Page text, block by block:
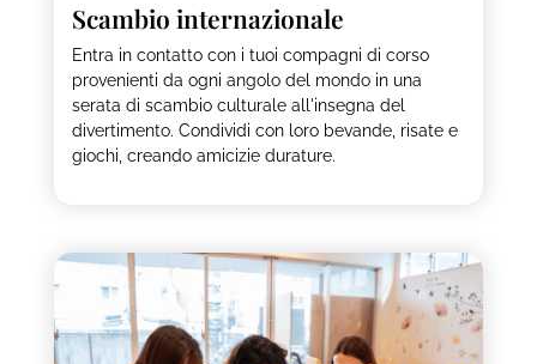
Scambio internazionale
Entra in contatto con i tuoi compagni di corso
provenienti da ogni angolo del mondo in una
serata di scambio culturale all'insegna del
divertimento. Condividi con loro bevande, risate e
giochi, creando amicizie durature.